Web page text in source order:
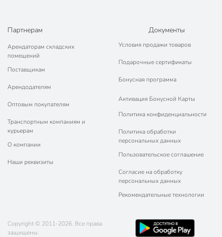
Партнерам
Арендаторам складских
помещений
Поставщикам
Арендодателям
Оптовым покупателям
Транспортным компаниям и
курьерам
О компании
Наши реквизиты
Документы
Условия продажи товаров
Подарочные сертификаты
Бонусная программа
Активация Бонусной Карты
Политика конфиденциальности
Политика обработки
персональных данных
Пользовательское соглашение
Согласие на обработку
персональных данных
Рекомендательные технологии
Copyright © 2011-2026. Все права
защищены.